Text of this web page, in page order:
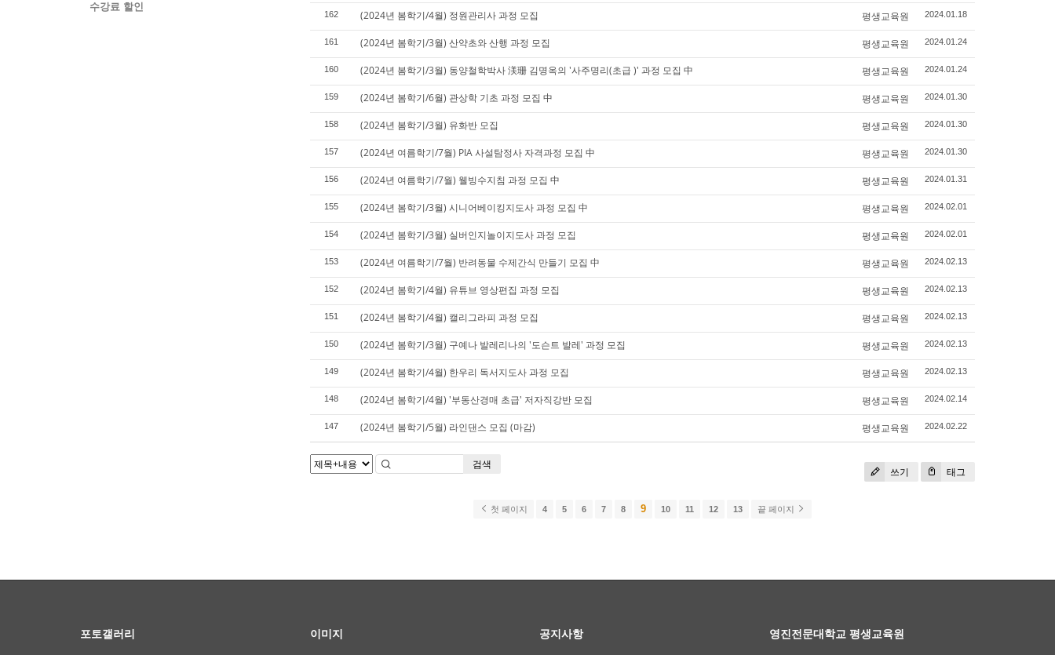
162 (2024년 봄학기/4월) 정원관리사 과정 모집 평생교육원 2024.01.18
161 (2024년 봄학기/3월) 산약초와 산행 과정 모집 평생교육원 2024.01.24
160 (2024년 봄학기/3월) 동양철학박사 渼珊 김명옥의 '사주명리(초급 )' 과정 모집 中 평생교육원 2024.01.24
159 (2024년 봄학기/6월) 관상학 기초 과정 모집 中 평생교육원 2024.01.30
158 (2024년 봄학기/3월) 유화반 모집 평생교육원 2024.01.30
157 (2024년 여름학기/7월) PIA 사설탐정사 자격과정 모집 中 평생교육원 2024.01.30
156 (2024년 여름학기/7월) 웰빙수지침 과정 모집 中 평생교육원 2024.01.31
155 (2024년 봄학기/3월) 시니어베이킹지도사 과정 모집 中 평생교육원 2024.02.01
154 (2024년 봄학기/3월) 실버인지놀이지도사 과정 모집 평생교육원 2024.02.01
153 (2024년 여름학기/7월) 반려동물 수제간식 만들기 모집 中 평생교육원 2024.02.13
152 (2024년 봄학기/4월) 유튜브 영상편집 과정 모집 평생교육원 2024.02.13
151 (2024년 봄학기/4월) 캘리그라피 과정 모집 평생교육원 2024.02.13
150 (2024년 봄학기/3월) 구예나 발레리나의 '도슨트 발레' 과정 모집 평생교육원 2024.02.13
149 (2024년 봄학기/4월) 한우리 독서지도사 과정 모집 평생교육원 2024.02.13
148 (2024년 봄학기/4월) '부동산경매 초급' 저자직강반 모집 평생교육원 2024.02.14
147 (2024년 봄학기/5월) 라인댄스 모집 (마감) 평생교육원 2024.02.22
쓰기 태그
검색
첫 페이지 4 5 6 7 8 9 10 11 12 13 끝 페이지
수강료 할인
포토갤러리 이미지 공지사항 영진전문대학교 평생교육원